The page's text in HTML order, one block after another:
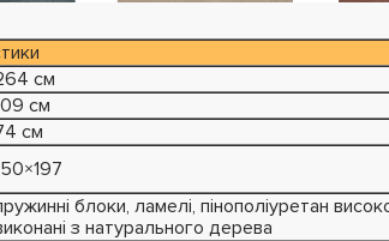
см
см
см
блоки, ламелі, пінополіуретан
з натурального дерева